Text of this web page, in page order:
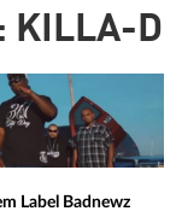
KILLA-D
Label Badnewz